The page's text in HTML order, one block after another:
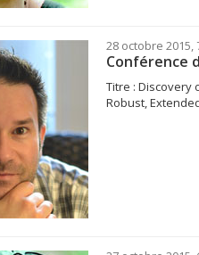
28 octobre 2015,
Conférence
Titre : Discovery
Robust,